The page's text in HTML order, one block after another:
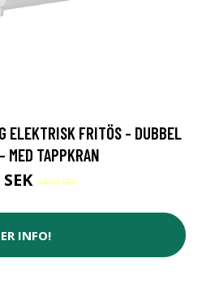
ELEKTRISK FRITÖS - DUBBEL
TAPPKRAN
SEK5499 SEK
INFO!